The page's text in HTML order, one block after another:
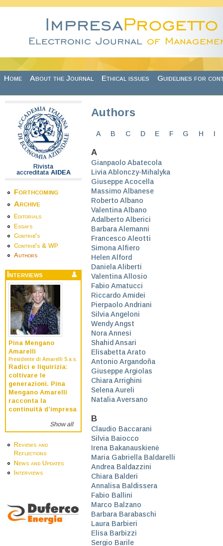
Home About the Journal Ethical issues Guidelines for
Rivista
accreditata AIDEA
Forthcoming
Archive
Editorials
Essays
Contrib's
Contrib's & WP
Authors
Interviews
Pina Mengano
Amarelli
Presidente di Amarelli S.a.s.
Radici e liquirizia:
coltivare le
generazioni. Pina
Mengano Amarelli
racconta la
continuità d’impresa
Show all
Reviews and
Reflections
News and Updates
Interviews
Authors
A B C D E F G H I
A
Gianpaolo Abatecola
Livia Ablonczy-Mihalyka
Giuseppe Acocella
Massimo Albanese
Roberto Albano
Valentina Albano
Adalberto Alberici
Barbara Alemanni
Francesco Aleotti
Simona Alfiero
Helen Alford
Daniela Aliberti
Valentina Allosio
Fabio Amatucci
Riccardo Amidei
Pierpaolo Andriani
Silvia Angeloni
Wendy Angst
Nora Annesi
Shahid Ansari
Elisabetta Arato
Antonio Argandoña
Giuseppe Argiolas
Chiara Arrighini
Selena Aureli
Natalia Aversano
B
Claudio Baccarani
Silvia Baiocco
Irena Bakanauskienė
Maria Gabriella Baldarelli
Andrea Baldazzini
Chiara Balderi
Annalisa Baldissera
Fabio Ballini
Marco Balzano
Barbara Barabaschi
Laura Barbieri
Elisa Barbizzi
Sergio Barile